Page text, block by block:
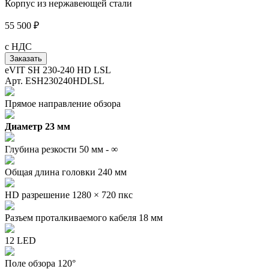
Корпус из нержавеющей стали
55 500 ₽
с НДС
Заказать
eVIT SH 230-240 HD LSL
Арт. ESH230240HDLSL
Прямое направление обзора
Диаметр 23 мм
Глубина резкости 50 мм - ∞
Общая длина головки 240 мм
HD разрешение 1280 × 720 пкс
Разъем проталкиваемого кабеля 18 мм
12 LED
Поле обзора 120°